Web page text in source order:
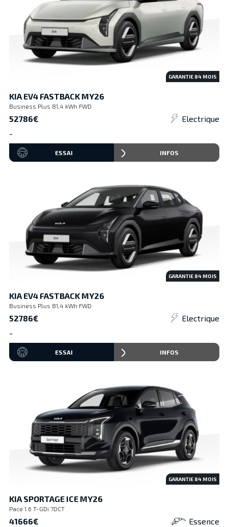
GARANTIE 84MOIS
KIA EV4 FASTBACK MY26
Business Plus 81,4 kWh FWD
52786€
Electrique
-
ESSAI INFOS
GARANTIE 84MOIS
KIA EV4 FASTBACK MY26
Business Plus 81,4 kWh FWD
52786€
Electrique
-
ESSAI INFOS
GARANTIE 84MOIS
KIA SPORTAGE ICE MY26
Pace 1.6 T-GDi 7DCT
41666€
Essence